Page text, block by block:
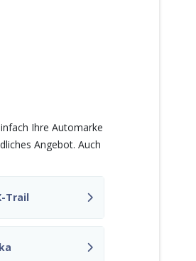
Ihre Automarke
Angebot. Auch
Trail